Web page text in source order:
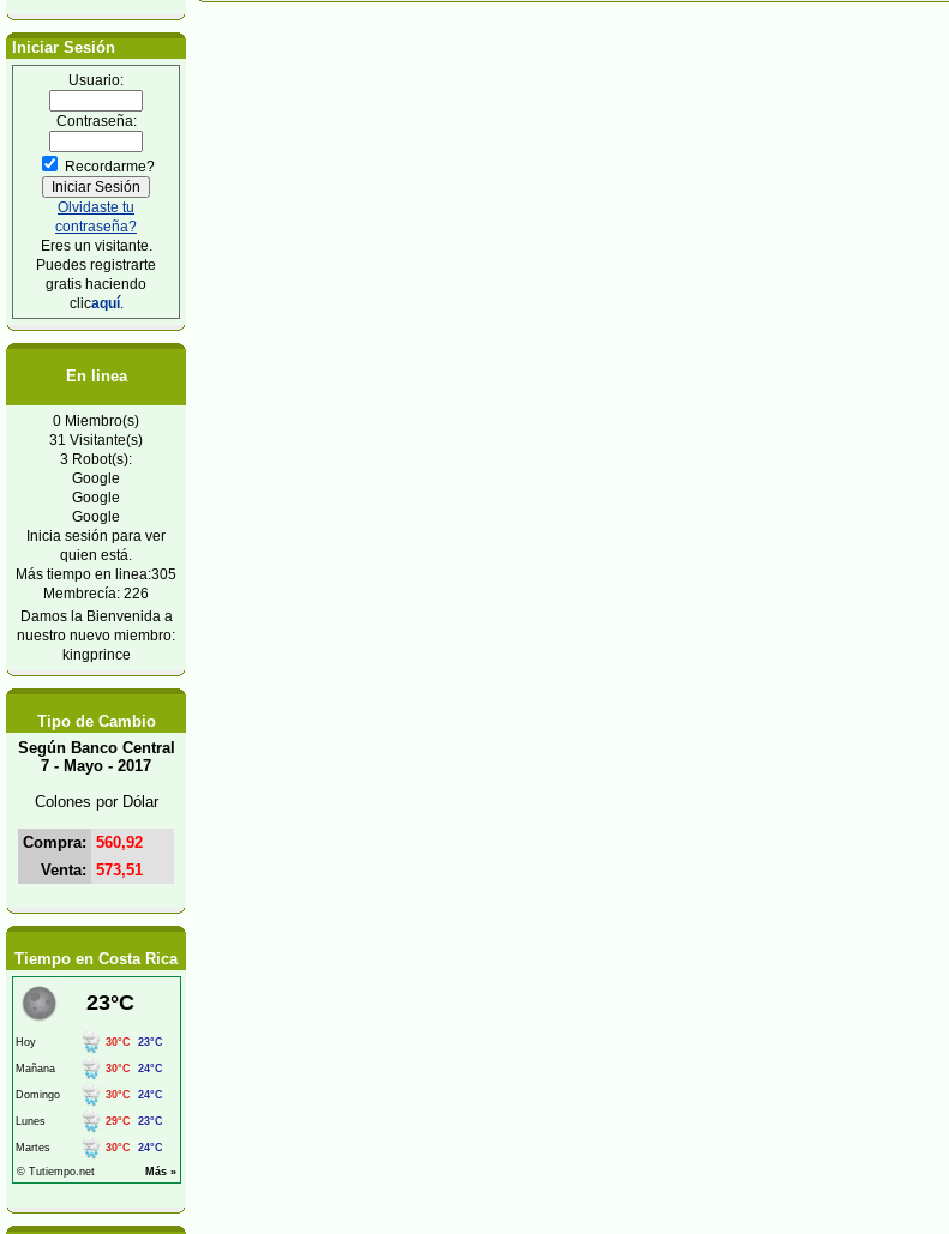
Iniciar Sesión
Usuario:
Contraseña:
Recordarme?
Olvidaste tu
contraseña?
Eres un visitante.
Puedes registrarte
gratis haciendo
clicaquí.
En linea
0 Miembro(s)
31 Visitante(s)
3 Robot(s):
Google
Google
Google
Inicia sesión para ver
quien está.
Más tiempo en linea:305
Membrecía: 226
Damos la Bienvenida a
nuestro nuevo miembro:
kingprince
Tipo de Cambio
Según Banco Central
7 - Mayo - 2017
Colones por Dólar
Compra: 560,92
Venta: 573,51
Tiempo en Costa Rica